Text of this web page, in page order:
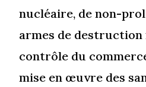
nucléaire, de non-
armes de destruction
contrôle du
mise en œuvre des